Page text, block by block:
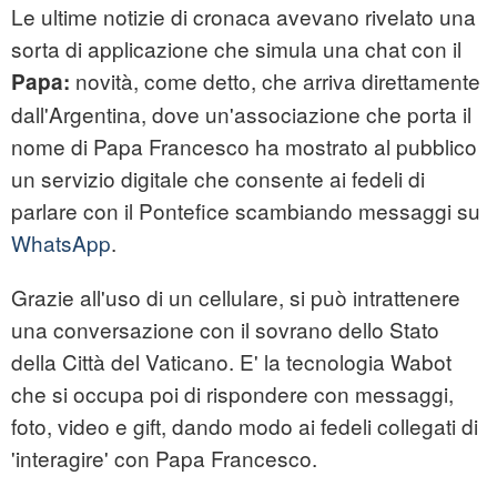
Le ultime notizie di cronaca avevano rivelato una
sorta di applicazione che simula una chat con il
Papa: novità, come detto, che arriva direttamente
dall'Argentina, dove un'associazione che porta il
nome di Papa Francesco ha mostrato al pubblico
un servizio digitale che consente ai fedeli di
parlare con il Pontefice scambiando messaggi su
WhatsApp.
Grazie all'uso di un cellulare, si può intrattenere
una conversazione con il sovrano dello Stato
della Città del Vaticano. E' la tecnologia Wabot
che si occupa poi di rispondere con messaggi,
foto, video e gift, dando modo ai fedeli collegati di
'interagire' con Papa Francesco.